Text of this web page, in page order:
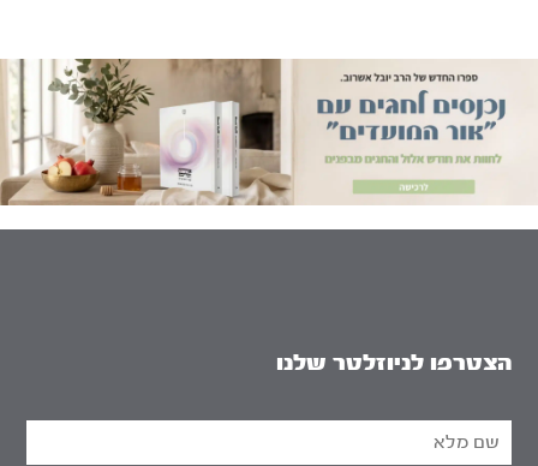
הצטרפו לניוזלטר שלנו